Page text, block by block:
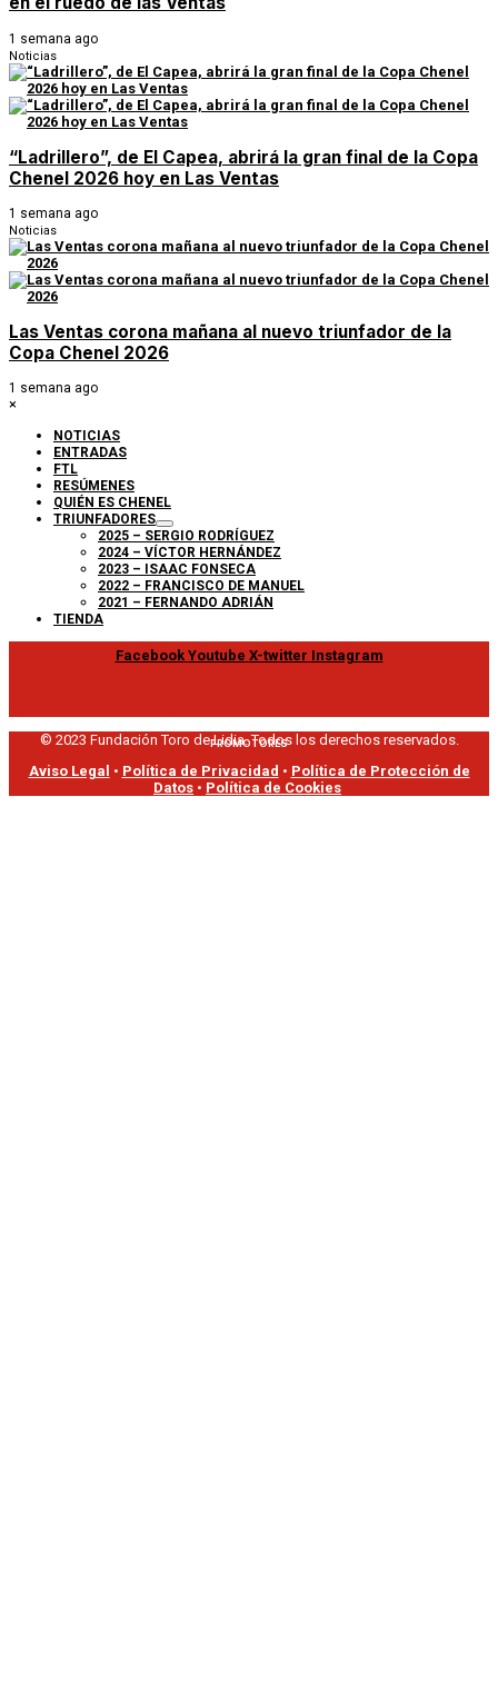
1 semana ago
Noticias
“Ladrillero”, de El Capea, abrirá la gran final de la Copa
Chenel 2026 hoy en Las Ventas
1 semana ago
Noticias
Las Ventas corona mañana al nuevo triunfador de la
Copa Chenel 2026
1 semana ago
×
NOTICIAS
ENTRADAS
FTL
RESÚMENES
QUIÉN ES CHENEL
TRIUNFADORES
2025 – SERGIO RODRÍGUEZ
2024 – VÍCTOR HERNÁNDEZ
2023 – ISAAC FONSECA
2022 – FRANCISCO DE MANUEL
2021 – FERNANDO ADRIÁN
TIENDA
Facebook Youtube X-twitter Instagram
PROMOTORES
© 2023 Fundación Toro de Lidia. Todos los derechos reservados.
Aviso Legal • Política de Privacidad • Política de Protección de
Datos • Política de Cookies